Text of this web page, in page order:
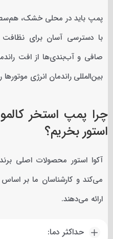
پمپ باید در محلی خشک،
با دسترسی آسان برای
صافی و آب‌بندی‌ها از افت
بین‌المللی راندمان انرژی
استور بخریم؟
آکوا استور محصولات اصلی
می‌کند و کارشناسان ما بر
ارائه می‌دهند.
حداکثر دما: